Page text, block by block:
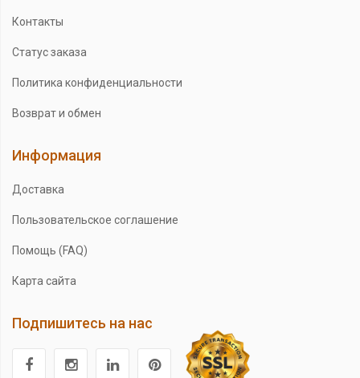
Контакты
Статус заказа
Политика конфиденциальности
Возврат и обмен
Информация
Доставка
Пользовательское соглашение
Помощь (FAQ)
Карта сайта
Подпишитесь на нас